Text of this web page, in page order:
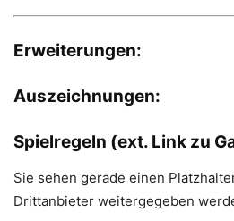
Erweiterungen:
Auszeichnungen:
Spielregeln (ext. Link zu
Sie sehen gerade einen
Drittanbieter weitergegeben